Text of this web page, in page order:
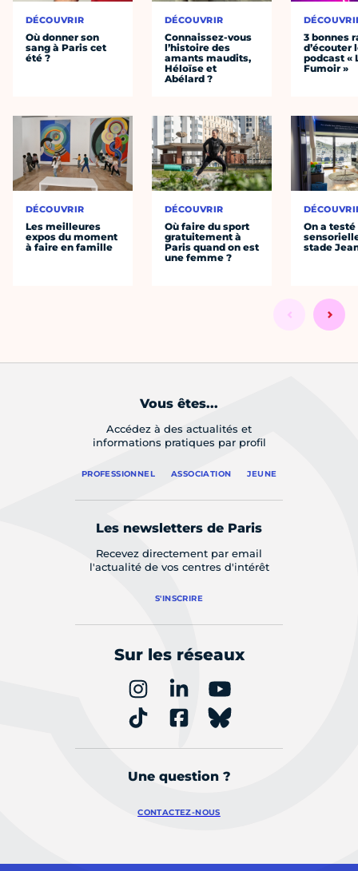
DÉCOUVRIR
Où donner son
sang à Paris cet
été ?
DÉCOUVRIR
Les meilleures
expos du moment
à faire en famille
DÉCOUVRIR
Connaissez-vous
l’histoire des
amants maudits,
Héloïse et
Abélard ?
DÉCOUVRIR
Où faire du sport
gratuitement à
Paris quand on est
une femme ?
3 bonnes
d’écouter
podcast «
Fumoir »
On a
stade
Vous êtes...
Accédez à des actualités et
informations pratiques par profil
PROFESSIONNEL ASSOCIATION JEUNE
Les newsletters de Paris
Recevez directement par email
l'actualité de vos centres d'intérêt
S'INSCRIRE
Sur les réseaux
Une question ?
CONTACTEZ-NOUS